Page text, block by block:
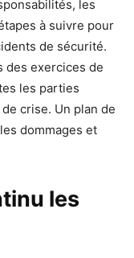
les
à suivre pour
de sécurité.
des exercices de
les parties
crise. Un plan de
dommages et
les